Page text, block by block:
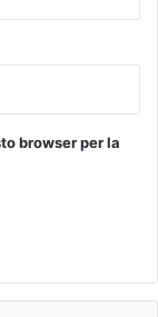
browser per la